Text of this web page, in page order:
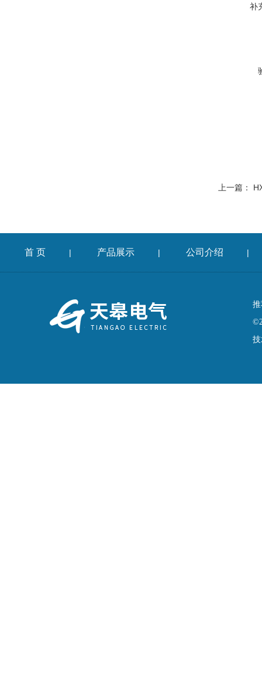
补
上一篇：
首 页 | 产品展示 | 公司介绍 |